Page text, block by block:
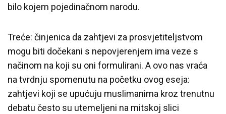
bilo kojem pojedinačnom narodu.
Treće: činjenica da zahtjevi za prosvjetiteljstvom
mogu biti dočekani s nepovjerenjem ima veze s
načinom na koji su oni formulirani. A ovo nas vraća
na tvrdnju spomenutu na početku ovog eseja:
zahtjevi koji se upućuju muslimanima kroz trenutnu
debatu često su utemeljeni na mitskoj slici